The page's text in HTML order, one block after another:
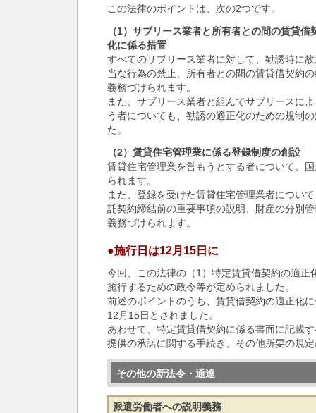
この法律のポイントは、次の2つです。
（1）サブリース業者と所有者との間の賃貸
化に係る措置
すべてのサブリース業者に対して、勧誘時に
当な行為の禁止、所有者との間の賃貸借契約
義務づけられます。
また、サブリース業者と組んでサブリースに
う者についても、勧誘の適正化のための規制
た。
（2）賃貸住宅管理業に係る登録制度の創設
賃貸住宅管理業を営もうとする者について、
られます。
また、登録を受けた賃貸住宅管理業者につい
託契約締結前の重要事項の説明、財産の分別
義務づけられます。
●施行日は12月15日に
今回、この法律の（1）特定賃貸借契約の適正
施行するための政令等が定められました。
前述のポイントのうち、賃貸借契約の適正化
12月15日とされました。
あわせて、特定賃貸借契約に係る書面に記載
提供の承諾に関する手続き、その他所要の規
その他の新法令・通達
派遣労働者への説明義務